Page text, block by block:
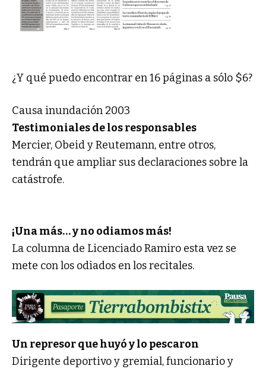
¿Y qué puedo encontrar en 16 páginas a sólo $6?
Causa inundación 2003
Testimoniales de los responsables
Mercier, Obeid y Reutemann, entre otros,
tendrán que ampliar sus declaraciones sobre la
catástrofe.
¡Una más… y no odiamos más!
La columna de Licenciado Ramiro esta vez se
mete con los odiados en los recitales.
Un represor que huyó y lo pescaron
Dirigente deportivo y gremial, funcionario y